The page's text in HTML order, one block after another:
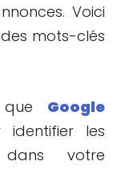
Voici
mots-clés
Google
identifier les
dans votre